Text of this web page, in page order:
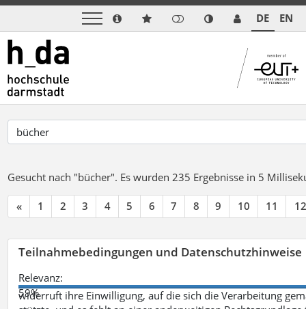
DE EN
Gesucht nach "bücher". Es wurden 235 Ergebnisse in 5
« 1 2 3 4 5 6 7 8 9 10 11 12
Teilnahmebedingungen und Datenschutzhinweise
Relevanz:
59%
widerruft ihre Einwilligung, auf die sich die Verarbeitung